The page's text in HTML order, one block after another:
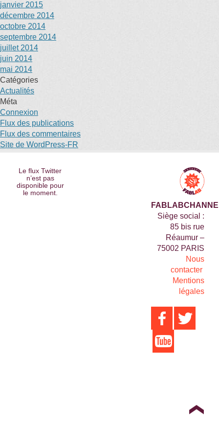
janvier 2015
décembre 2014
octobre 2014
septembre 2014
juillet 2014
juin 2014
mai 2014
Catégories
Actualités
Méta
Connexion
Flux des publications
Flux des commentaires
Site de WordPress-FR
Le flux Twitter
n’est pas
disponible pour
le moment.
Siège social :
85 bis rue
Réaumur –
75002 PARIS
Nous
contacter
Mentions
légales